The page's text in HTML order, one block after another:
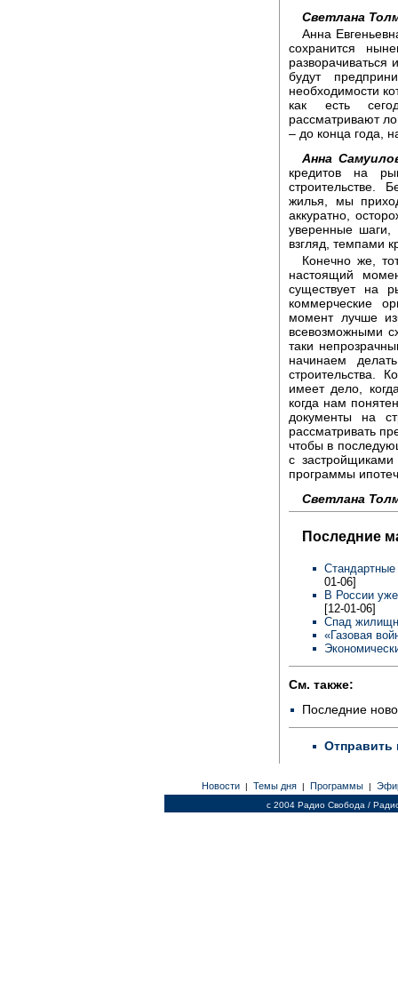
Светлана
Анна
сохранится
будут
необходимости
как есть
рассматривают
– до конца года,
Анна
кредитов на
строительстве.
жилья, мы
аккуратно,
уверенные
взгляд, темпами
Конечно же,
настоящий
существует на
коммерческие
момент лучше
всевозможными
таки
начинаем
строительства.
имеет дело,
когда нам
документы на
рассматривать
чтобы в
с
программы
Светлана
Последние
01-06]
В России
[12-01-06]
Спад
«Газовая
См. также:
Последние
Отправить
Новости | Темы дня | Программы |
c 2004 Радио Свобода /